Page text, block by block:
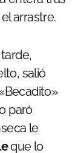
arrastre.
salió
paró
le
que lo